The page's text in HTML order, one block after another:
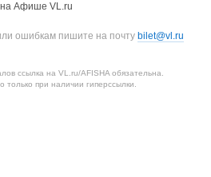
на Афише VL.ru
ошибкам пишите на почту bilet@vl.ru
ссылка на VL.ru/AFISHA обязательна.
при наличии гиперссылки.